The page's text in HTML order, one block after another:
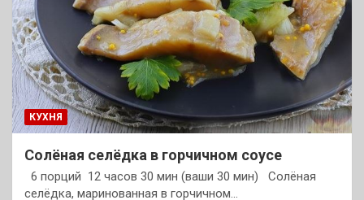
КУХНЯ
Солёная селёдка в горчичном соусе
6 порций 12 часов 30 мин (ваши 30 мин) Солёная
селёдка, маринованная в горчичном…